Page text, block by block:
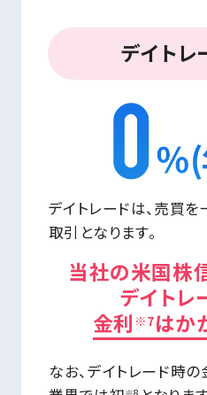
デイトレ
デイトレードは、売買
取引となります。
当社の米国株
デイトレ
金利 ※7はか
なお、デイトレード時